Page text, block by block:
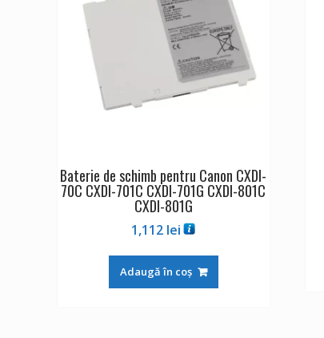
Baterie de schimb pentru Canon CXDI-
70C CXDI-701C CXDI-701G CXDI-801C
CXDI-801G
1,112 lei
Adaugă în coș